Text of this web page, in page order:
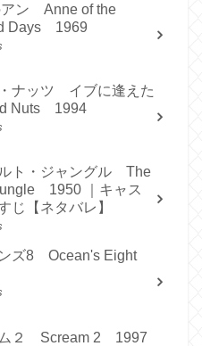
アン Anne of the
Days 1969
ナッツ イブに逢えた
Nuts 1994
ト・ジャングル The
1950 ｜キャス
じ【ネタバレ】
ズ8 Ocean's Eight
ム２ Scream 2 1997